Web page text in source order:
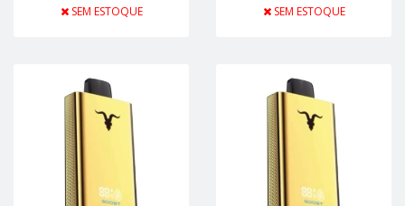
SEM ESTOQUE SEM ESTOQUE